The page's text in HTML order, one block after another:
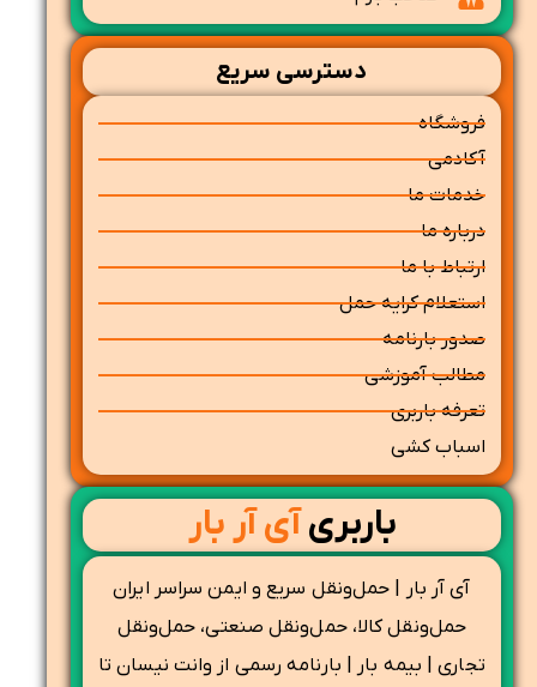
دسترسی سریع
فروشگاه
آکادمی
خدمات ما
درباره ما
ارتباط با ما
استعلام کرایه حمل
صدور بارنامه
مطالب آموزشی
تعرفه باربری
اسباب کشی
باربریآی آر بار
آی آر بار | حمل‌ونقل سریع و ایمن سراسر ایران
حمل‌ونقل کالا، حمل‌ونقل صنعتی، حمل‌ونقل
تجاری | بیمه بار | بارنامه رسمی از وانت نیسان تا